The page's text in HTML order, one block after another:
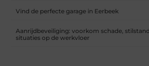
Vind de perfecte garage in Eerbeek
Aanrijdbeveiliging: voorkom schade,
situaties op de werkvloer